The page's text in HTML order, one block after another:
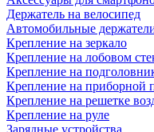
Держатель на велосипед
Автомобильные
Крепление на зеркало
Крепление на лобовом
Крепление на
Крепление на приборной
Крепление на решетке
Крепление на руле
Зарядные устройства